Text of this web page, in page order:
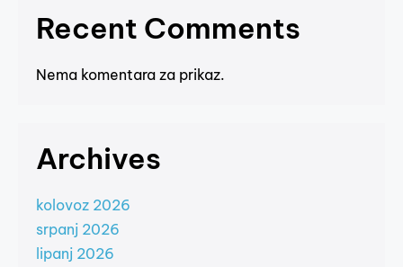
Recent Comments
Nema komentara za prikaz.
Archives
kolovoz 2026
srpanj 2026
lipanj 2026